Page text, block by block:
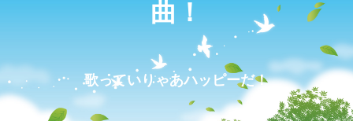
曲！
歌っていりゃあハッピーだ！